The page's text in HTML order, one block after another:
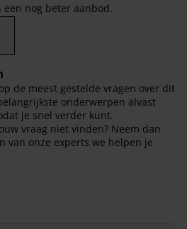
nog beter aanbod.
de meest gestelde vragen over dit
onderwerpen alvast
je snel verder kunt.
vraag niet vinden? Neem dan
van onze experts we helpen je